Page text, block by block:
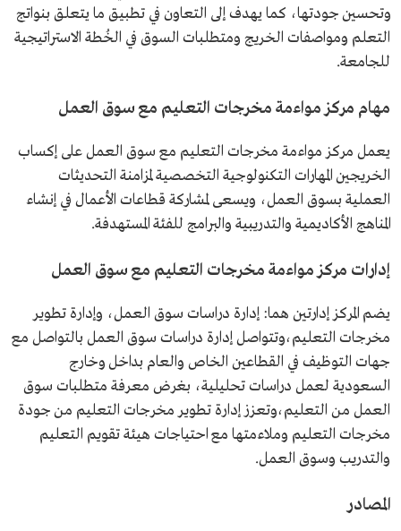
وتحسين جودتها، كما يهدف إلى التعاون في تطبيق ما يتعلق بنواتج
التعلم ومواصفات الخريج ومتطلبات السوق في الخُطة الاستراتيجية
للجامعة.
مهام مركز مواءمة مخرجات التعليم مع سوق العمل
يعمل مركز مواءمة مخرجات التعليم مع سوق العمل على إكساب
الخريجين المهارات التكنولوجية التخصصية لمزامنة التحديثات
العملية بسوق العمل، ويسعى لمشاركة قطاعات الأعمال في إنشاء
المناهج الأكاديمية والتدريبية والبرامج للفئة المستهدفة.
إدارات مركز مواءمة مخرجات التعليم مع سوق العمل
يضم المركز إدارتين هما: إدارة دراسات سوق العمل، وإدارة تطوير
مخرجات التعليم،وتتواصل إدارة دراسات سوق العمل بالتواصل مع
جهات التوظيف في القطاعين الخاص والعام بداخل وخارج
السعودية لعمل دراسات تحليلية، بغرض معرفة متطلبات سوق
العمل من التعليم،وتعزز إدارة تطوير مخرجات التعليم من جودة
مخرجات التعليم وملاءمتها مع احتياجات هيئة تقويم التعليم
والتدريب وسوق العمل.
المصادر